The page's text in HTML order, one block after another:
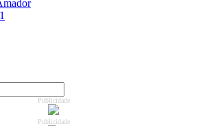
Publicidade
Publicidade